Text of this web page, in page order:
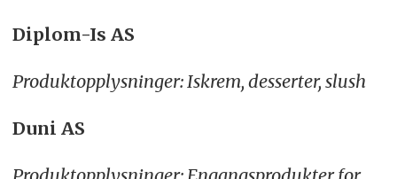
Diplom-Is AS
Produktopplysninger: Iskrem, desserter, slush
Duni AS